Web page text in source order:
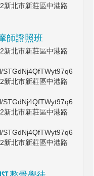
新北市新莊區中港路
摩師證照班
新北市新莊區中港路
新北市新莊區中港路
新北市新莊區中港路
新北市新莊區中港路